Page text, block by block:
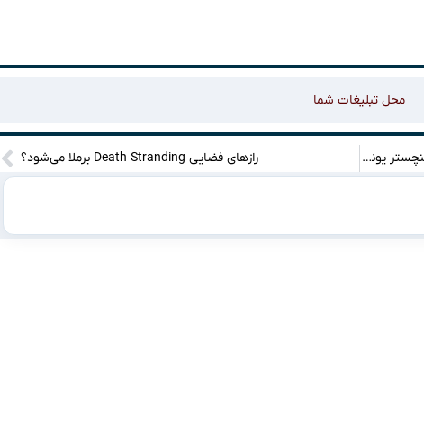
محل تبلیغات شما
گیوکرش در آستانه انتقال به یک تیم جدید؛ آرسنال و منچستر یونایتد عقب افتادند! رازهای فضایی Death Stranding برملا می‌شود؟